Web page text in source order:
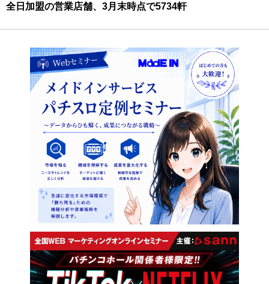
全日加盟の営業店舗、3月末時点で5734軒